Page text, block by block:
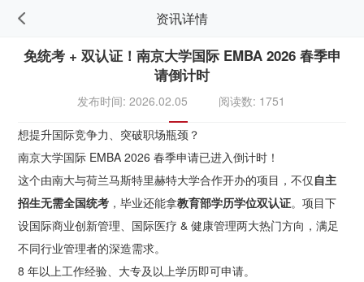
资讯详情
免统考 + 双认证！南京大学国际 EMBA 2026 春季申
请倒计时
发布时间: 2026.02.05 阅读数: 1751
想提升国际竞争力、突破职场瓶颈？
南京大学国际 EMBA 2026 春季申请已进入倒计时！
这个由南大与荷兰马斯特里赫特大学合作开办的项目，不仅 自主
招生无需全国统考 ，毕业还能拿教育部学历学位双认证。项目下
设国际商业创新管理、国际医疗 & 健康管理两大热门方向，满足
不同行业管理者的深造需求。
8 年以上工作经验、大专及以上学历即可申请。